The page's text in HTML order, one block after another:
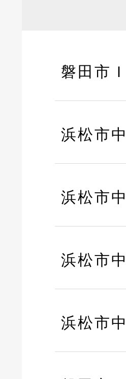
磐田市
浜松市
浜松市
浜松市
浜松市